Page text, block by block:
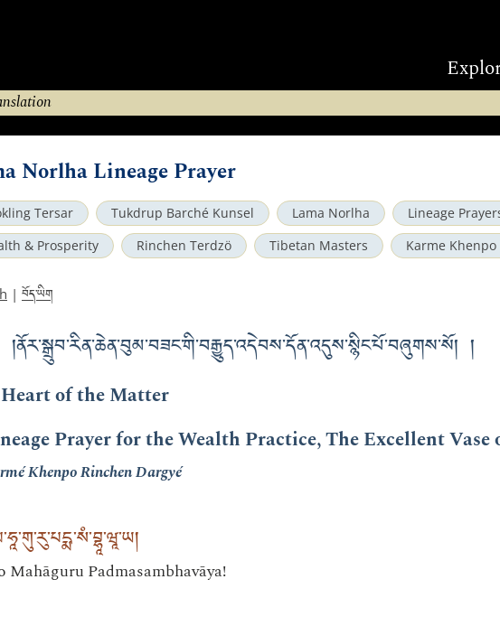
Norlha Lineage Prayer
Tersar Tukdrup Barché Kunsel Lama Norlha
Lineage
& Prosperity
Rinchen Terdzö Tibetan Masters Karme
| བོད་ཡིག
།
of the Matter
Prayer for the Wealth Practice, The Excellent Vase
Khenpo Rinchen Dargyé
Mahāguru Padmasambhavāya!